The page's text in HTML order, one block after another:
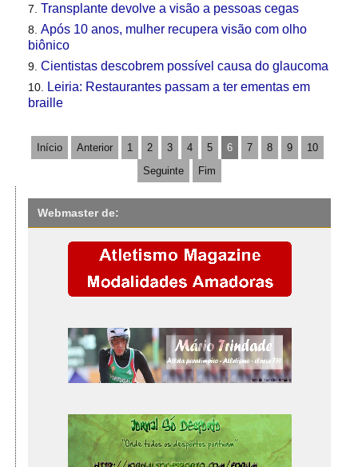
Transplante devolve a visão a pessoas cegas
Após 10 anos, mulher recupera visão com olho
biônico
Cientistas descobrem possível causa do glaucoma
Leiria: Restaurantes passam a ter ementas em
braille
Início Anterior 1 2 3 4 5 6 7 8 9
10
Seguinte
Fim
Webmaster de: